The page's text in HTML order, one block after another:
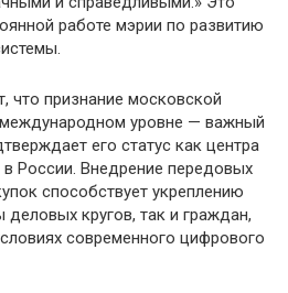
работе мэрии по развитию
что признание московской
уровне — важный
его статус как центра
в России. Внедрение передовых
способствует укреплению
кругов, так и граждан,
современного цифрового